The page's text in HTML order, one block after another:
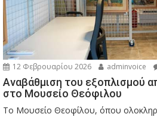
12 Φεβρουαρίου 2026 adminvoice
Αναβάθμιση του εξοπλισμού
στο Μουσείο Θεόφιλου
Το Μουσείο Θεοφίλου, όπου